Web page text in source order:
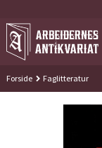
til
innholdet
Forside Faglitteratur